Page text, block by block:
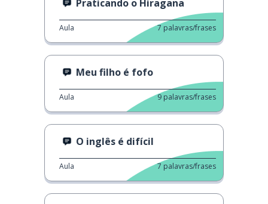
Praticando o Hiragana
Aula 7 palavras/frases
Meu filho é fofo
Aula 9 palavras/frases
O inglês é difícil
Aula 7 palavras/frases